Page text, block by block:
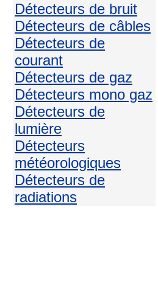
Détecteurs de bruit
Détecteurs de câbles
Détecteurs de
courant
Détecteurs de gaz
Détecteurs mono gaz
Détecteurs de
lumière
Détecteurs
météorologiques
Détecteurs de
radiations